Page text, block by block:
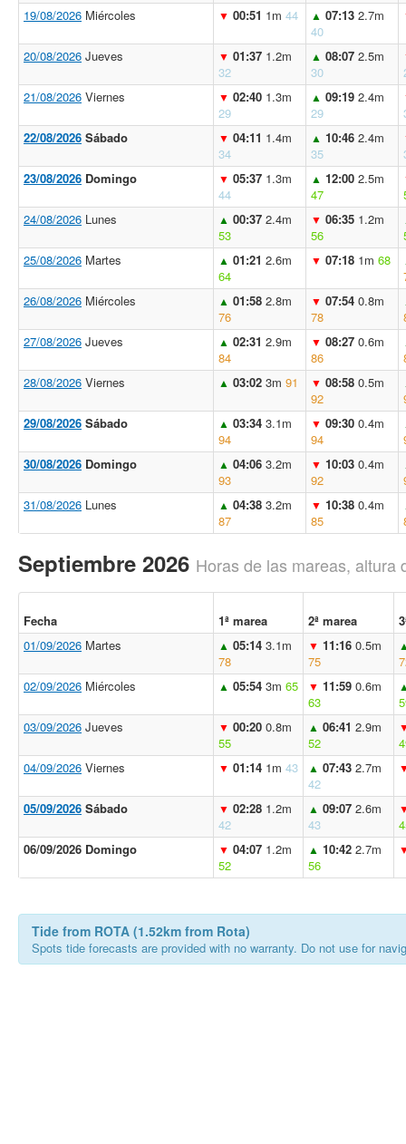
19/08/2026 Miércoles ▼ 00:51 1m 44 ▲ 07:13 2.7m
40
20/08/2026 Jueves ▼ 01:37 1.2m
32
▲ 08:07 2.5m
30
21/08/2026 Viernes ▼ 02:40 1.3m
29
▲ 09:19 2.4m
29
22/08/2026 Sábado ▼ 04:11 1.4m
34
▲ 10:46 2.4m
35
23/08/2026 Domingo ▼ 05:37 1.3m
44
▲ 12:00 2.5m
47
24/08/2026 Lunes ▲ 00:37 2.4m
53
▼ 06:35 1.2m
56
25/08/2026 Martes ▲ 01:21 2.6m
64
▼ 07:18 1m 68
26/08/2026 Miércoles ▲ 01:58 2.8m
76
▼ 07:54 0.8m
78
27/08/2026 Jueves ▲ 02:31 2.9m
84
▼ 08:27 0.6m
86
28/08/2026 Viernes ▲ 03:02 3m 91 ▼ 08:58 0.5m
92
29/08/2026 Sábado ▲ 03:34 3.1m
94
▼ 09:30 0.4m
94
30/08/2026 Domingo ▲ 04:06 3.2m
93
▼ 10:03 0.4m
92
31/08/2026 Lunes ▲ 04:38 3.2m
87
▼ 10:38 0.4m
85
Septiembre 2026 Horas de las mareas, altura
Fecha 1ª marea 2ª marea
01/09/2026 Martes ▲ 05:14 3.1m
78
▼ 11:16 0.5m
75
02/09/2026 Miércoles ▲ 05:54 3m 65 ▼ 11:59 0.6m
63
03/09/2026 Jueves ▼ 00:20 0.8m
55
▲ 06:41 2.9m
52
04/09/2026 Viernes ▼ 01:14 1m 43 ▲ 07:43 2.7m
42
05/09/2026 Sábado ▼ 02:28 1.2m
42
▲ 09:07 2.6m
43
06/09/2026 Domingo
▼ 04:07 1.2m
52
▲ 10:42 2.7m
56
Tide from ROTA (1.52km from Rota)
Spots tide forecasts are provided with no warranty. Do not use for